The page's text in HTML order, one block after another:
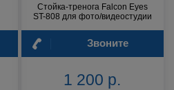
Стойка-тренога Falcon Eyes
ST-808 для фото/видеостудии
Звоните
1 200 р.